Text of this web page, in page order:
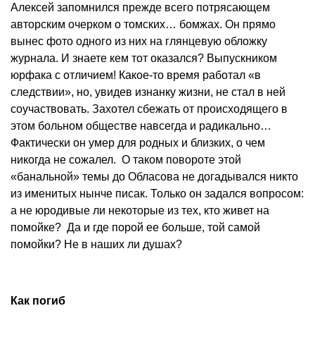
Алексей запомнился прежде всего потрясающем
авторским очерком о томских… бомжах. Он прямо
вынес фото одного из них на глянцевую обложку
журнала. И знаете кем тот оказался? Выпускником
юрфака с отличием! Какое-то время работал «в
следствии», но, увидев изнанку жизни, не стал в ней
соучаствовать. Захотел сбежать от происходящего в
этом больном обществе навсегда и радикально…
Фактически он умер для родных и близких, о чем
никогда не сожалел. О таком повороте этой
«банальной» темы до Обласова не догадывался никто
из именитых нынче писак. Только он задался вопросом:
а не юродивые ли некоторые из тех, кто живет на
помойке? Да и где порой ее больше, той самой
помойки? Не в наших ли душах?
Как погиб